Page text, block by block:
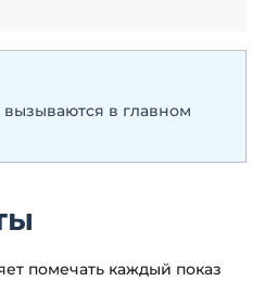
в главном
помечать каждый показ